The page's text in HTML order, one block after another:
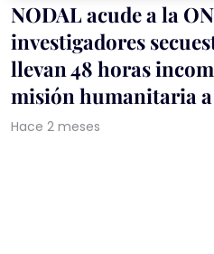
NODAL acude a la
investigadores
llevan 48 horas
misión humanitaria a
Hace 2 meses